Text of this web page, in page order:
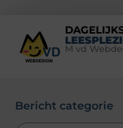
M vd
Bericht categorie